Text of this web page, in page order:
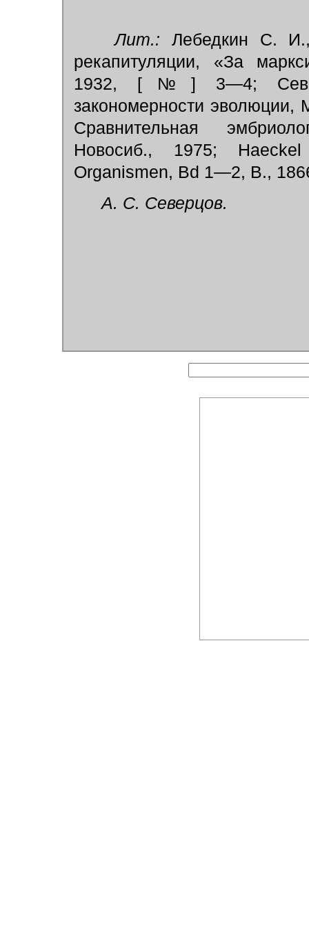
Лит.: Лебедкин С. И.,
рекапитуляции, «За
1932, [№] 3—4;
закономерности
Сравнительная
Новосиб., 1975;
Organismen, Bd 1—2, В.,
А. С. Северцов.